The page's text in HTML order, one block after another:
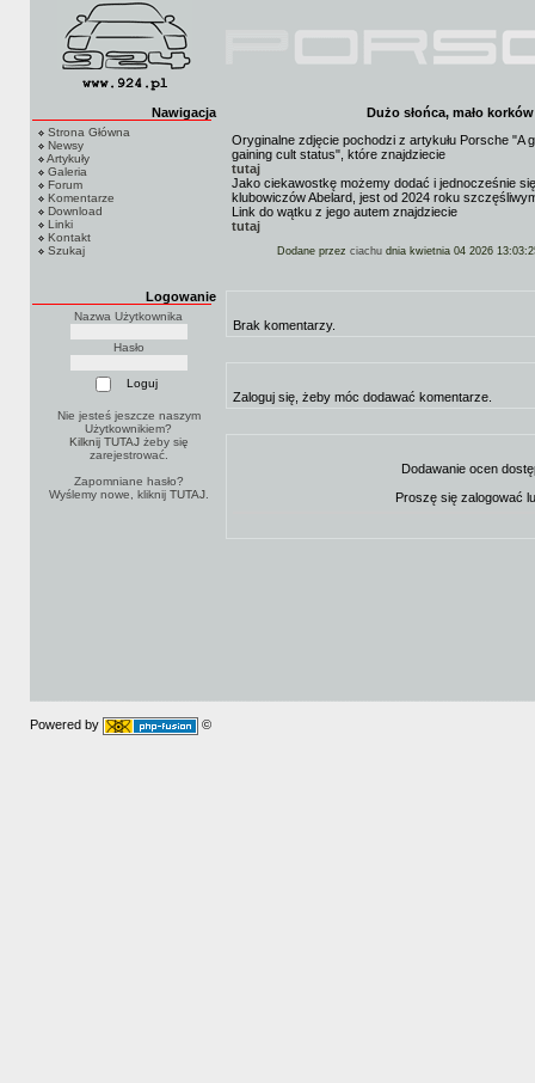
Nawigacja
Strona Główna
Newsy
Artykuły
Galeria
Forum
Komentarze
Download
Linki
Kontakt
Szukaj
Logowanie
Nazwa Użytkownika
Hasło
Nie jesteś jeszcze naszym
Użytkownikiem?
Kilknij TUTAJżeby się
zarejestrować.
Zapomniane hasło?
Wyślemy nowe, kliknij TUTAJ.
Dużo słońca, mało
Oryginalne zdjęcie pochodzi z artykułu Porsche "A
gaining cult status", które znajdziecie
tutaj
Jako ciekawostkę możemy dodać i jednocześnie
klubowiczów Abelard, jest od 2024 roku
Link do wątku z jego autem znajdziecie
tutaj
Dodane przez ciachu dnia kwietnia 04 2026
Brak komentarzy.
Zaloguj się, żeby móc dodawać komentarze.
Dodawanie ocen
Proszę się zalogować
Powered by ©